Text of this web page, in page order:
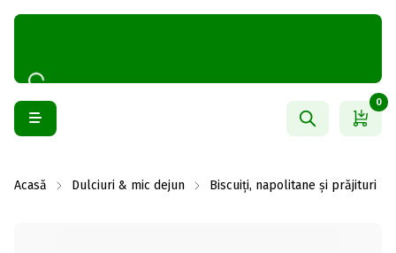
0
Acasă Dulciuri & mic dejun Biscuiți, napolitane și prăjituri